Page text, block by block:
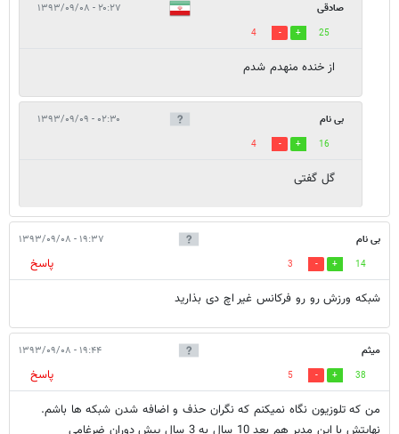
صادقی ۲۰:۲۷ - ۱۳۹۳/۰۹/۰۸
25
4
از خنده منهدم شدم
بی نام ۰۲:۳۰ - ۱۳۹۳/۰۹/۰۹
16
4
گل گفتی
بی نام ۱۹:۳۷ - ۱۳۹۳/۰۹/۰۸
14
3
پاسخ
شبکه ورزش رو رو فرکانس غیر اچ دی بذارید
میثم ۱۹:۴۴ - ۱۳۹۳/۰۹/۰۸
38
5
پاسخ
من که تلوزیون نگاه نمیکنم که نگران حذف و اضافه شدن شبکه ها باشم.